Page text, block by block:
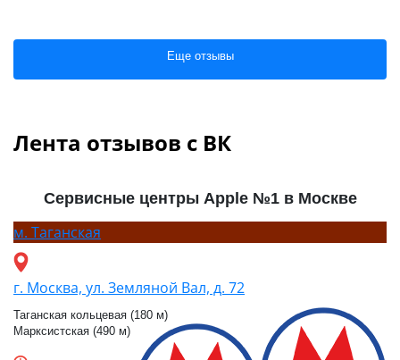
Еще отзывы
Лента отзывов с ВК
Сервисные центры Apple №1 в Москве
м. Таганская
г. Москва, ул. Земляной Вал, д. 72
Таганская кольцевая (180 м)
Марксистская (490 м)